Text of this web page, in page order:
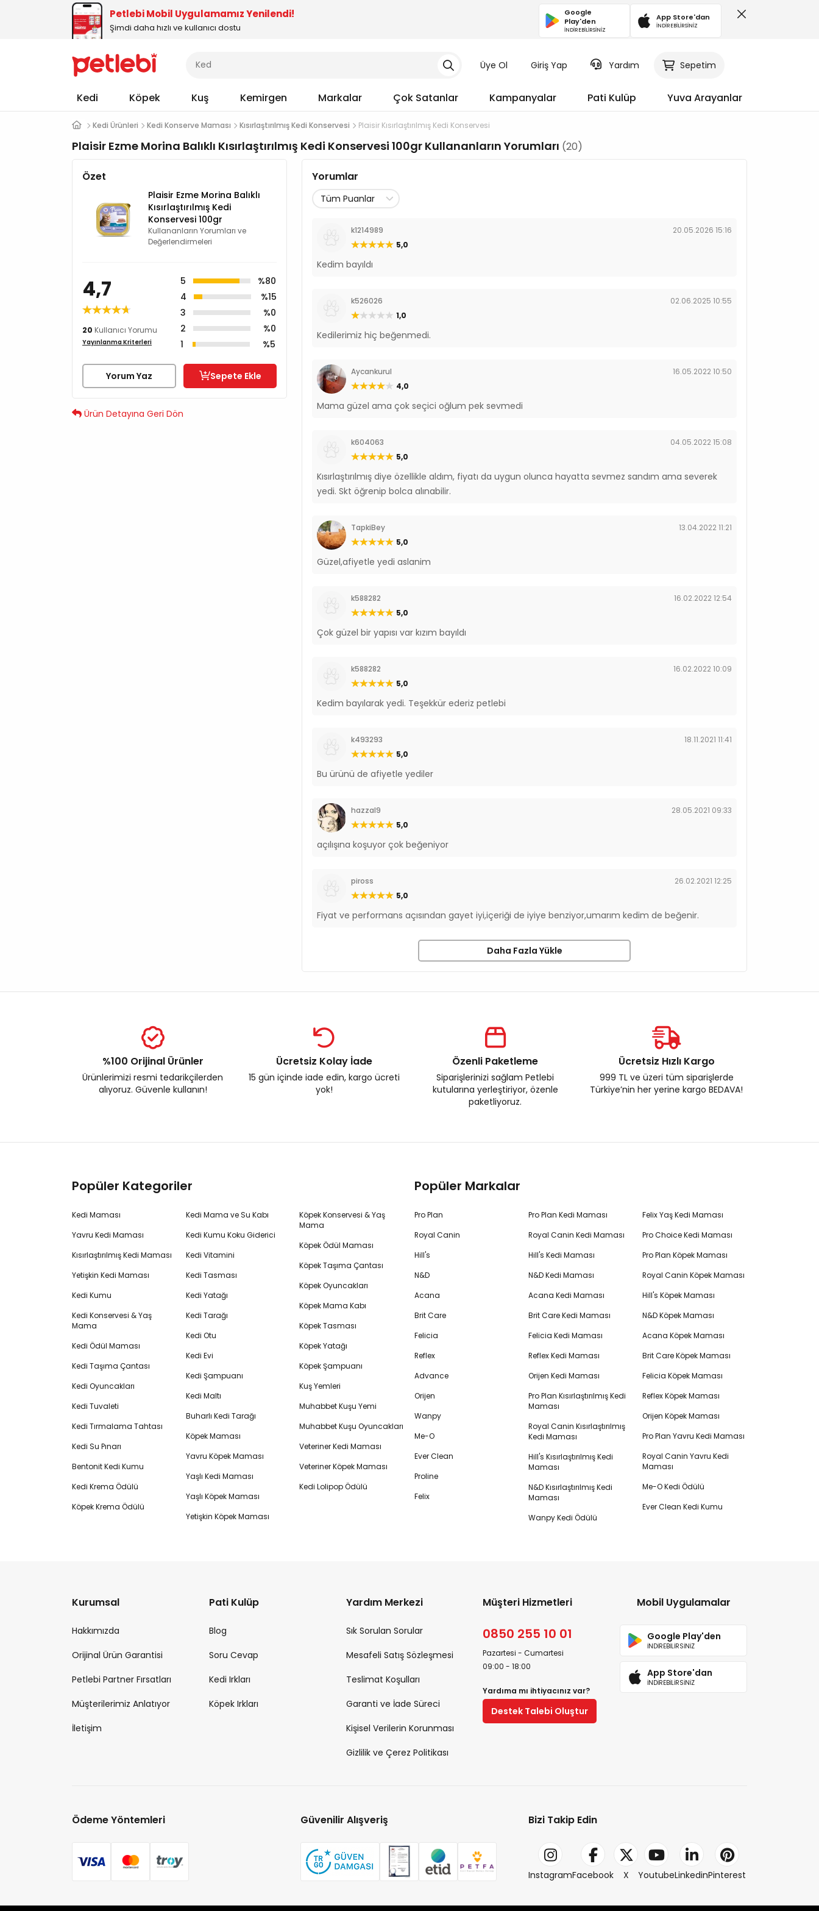
Petlebi Mobil Uygulamamız Yenilendi!
Şimdi daha hızlı ve kullanıcı dostu
Google
Play'den
İNDİREBİLİRSİNİZ
App Store'dan
İNDİREBİLİRSİNİZ
Üye Ol Giriş Yap Yardım Sepetim
Kedi Köpek Kuş Kemirgen Markalar Çok Satanlar Kampanyalar Pati Kulüp Yuva Arayanlar
Kedi Ürünleri Kedi Konserve Maması Kısırlaştırılmış Kedi Konservesi Plaisir Kısırlaştırılmış Kedi Konservesi
Plaisir Ezme Morina Balıklı Kısırlaştırılmış Kedi Konservesi 100gr Kullananların Yorumları (20)
Özet
Plaisir Ezme Morina Balıklı
Kısırlaştırılmış Kedi
Konservesi 100gr
Kullananların Yorumları ve
Değerlendirmeleri
4,7
20 Kullanıcı Yorumu
Yayınlanma Kriterleri
5
%80
4
%15
3
%0
2
%0
1
%5
Yorum Yaz Sepete Ekle
Ürün Detayına Geri Dön
Yorumlar
k1214989
20.05.2026 15:16
5,0
Kedim bayıldı
k526026
02.06.2025 10:55
1,0
Kedilerimiz hiç beğenmedi.
Aycankurul
16.05.2022 10:50
4,0
Mama güzel ama çok seçici oğlum pek sevmedi
k604063
04.05.2022 15:08
5,0
Kısırlaştırılmış diye özellikle aldım, fiyatı da uygun olunca hayatta sevmez sandım ama severek
yedi. Skt öğrenip bolca alınabilir.
TapkiBey
13.04.2022 11:21
5,0
Güzel,afiyetle yedi aslanim
k588282
16.02.2022 12:54
5,0
Çok güzel bir yapısı var kızım bayıldı
k588282
16.02.2022 10:09
5,0
Kedim bayılarak yedi. Teşekkür ederiz petlebi
k493293
18.11.2021 11:41
5,0
Bu ürünü de afiyetle yediler
hazzal9
28.05.2021 09:33
5,0
açılışına koşuyor çok beğeniyor
piross
26.02.2021 12:25
5,0
Fiyat ve performans açısından gayet iyi,içeriği de iyiye benziyor,umarım kedim de beğenir.
Daha Fazla Yükle
%100 Orijinal Ürünler
Ürünlerimizi resmi tedarikçilerden
alıyoruz. Güvenle kullanın!
Ücretsiz Kolay İade
15 gün içinde iade edin, kargo ücreti
yok!
Özenli Paketleme
Siparişlerinizi sağlam Petlebi
kutularına yerleştiriyor, özenle
paketliyoruz.
Ücretsiz Hızlı Kargo
999 TL ve üzeri tüm siparişlerde
Türkiye’nin her yerine kargo BEDAVA!
Popüler Kategoriler
Kedi Maması
Yavru Kedi Maması
Kısırlaştırılmış Kedi Maması
Yetişkin Kedi Maması
Kedi Kumu
Kedi Konservesi & Yaş
Mama
Kedi Ödül Maması
Kedi Taşıma Çantası
Kedi Oyuncakları
Kedi Tuvaleti
Kedi Tırmalama Tahtası
Kedi Su Pınarı
Bentonit Kedi Kumu
Kedi Krema Ödülü
Köpek Krema Ödülü
Kedi Mama ve Su Kabı
Kedi Kumu Koku Giderici
Kedi Vitamini
Kedi Tasması
Kedi Yatağı
Kedi Tarağı
Kedi Otu
Kedi Evi
Kedi Şampuanı
Kedi Maltı
Buharlı Kedi Tarağı
Köpek Maması
Yavru Köpek Maması
Yaşlı Kedi Maması
Yaşlı Köpek Maması
Yetişkin Köpek Maması
Köpek Konservesi & Yaş
Mama
Köpek Ödül Maması
Köpek Taşıma Çantası
Köpek Oyuncakları
Köpek Mama Kabı
Köpek Tasması
Köpek Yatağı
Köpek Şampuanı
Kuş Yemleri
Muhabbet Kuşu Yemi
Muhabbet Kuşu Oyuncakları
Veteriner Kedi Maması
Veteriner Köpek Maması
Kedi Lolipop Ödülü
Popüler Markalar
Pro Plan
Royal Canin
Hill's
N&D
Acana
Brit Care
Felicia
Reflex
Advance
Orijen
Wanpy
Me-O
Ever Clean
Proline
Felix
Pro Plan Kedi Maması
Royal Canin Kedi Maması
Hill's Kedi Maması
N&D Kedi Maması
Acana Kedi Maması
Brit Care Kedi Maması
Felicia Kedi Maması
Reflex Kedi Maması
Orijen Kedi Maması
Pro Plan Kısırlaştırılmış Kedi
Maması
Royal Canin Kısırlaştırılmış
Kedi Maması
Hill's Kısırlaştırılmış Kedi
Maması
N&D Kısırlaştırılmış Kedi
Maması
Wanpy Kedi Ödülü
Felix Yaş Kedi Maması
Pro Choice Kedi Maması
Pro Plan Köpek Maması
Royal Canin Köpek Maması
Hill's Köpek Maması
N&D Köpek Maması
Acana Köpek Maması
Brit Care Köpek Maması
Felicia Köpek Maması
Reflex Köpek Maması
Orijen Köpek Maması
Pro Plan Yavru Kedi Maması
Royal Canin Yavru Kedi
Maması
Me-O Kedi Ödülü
Ever Clean Kedi Kumu
Kurumsal
Hakkımızda
Orijinal Ürün Garantisi
Petlebi Partner Fırsatları
Müşterilerimiz Anlatıyor
İletişim
Pati Kulüp
Blog
Soru Cevap
Kedi Irkları
Köpek Irkları
Yardım Merkezi
Sık Sorulan Sorular
Mesafeli Satış Sözleşmesi
Teslimat Koşulları
Garanti ve İade Süreci
Kişisel Verilerin Korunması
Gizlilik ve Çerez Politikası
Müşteri Hizmetleri
0850 255 10 01
Pazartesi - Cumartesi
09:00 - 18:00
Yardıma mı ihtiyacınız var?
Destek Talebi Oluştur
Mobil Uygulamalar
Google Play'den
İNDİREBİLİRSİNİZ
App Store'dan
İNDİREBİLİRSİNİZ
Ödeme Yöntemleri Güvenilir Alışveriş Bizi Takip Edin
InstagramFacebook X YoutubeLinkedinPinterest